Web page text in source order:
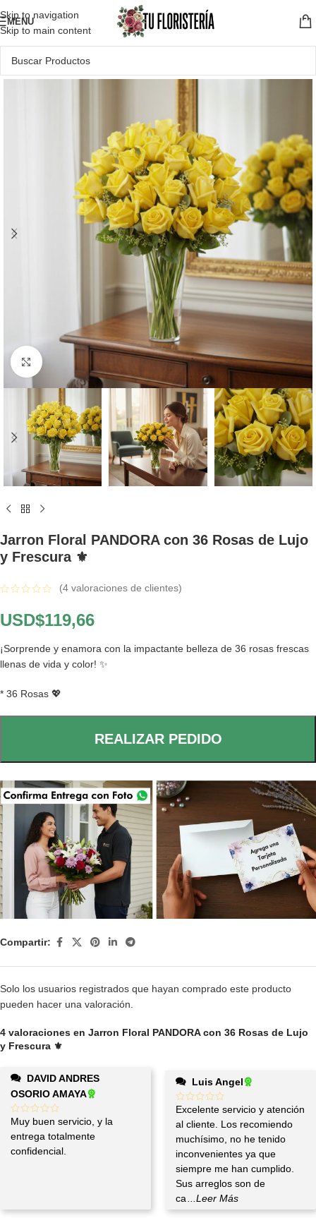
Skip to navigation
Skip to main content
MENU
Click to enlarge
Jarron Floral PANDORA con 36 Rosas de Lujo
y Frescura ⚜️
(4 valoraciones de clientes)
USD$119,66
¡Sorprende y enamora con la impactante belleza de 36 rosas frescas
llenas de vida y color! ✨
* 36 Rosas 💖
REALIZAR PEDIDO
Compartir:
4 valoraciones en Jarron Floral PANDORA con 36 Rosas de Lujo
y Frescura ⚜️
OSORIO AMAYA
Muy buen servicio, y la
entrega totalmente
confidencial.
Luis Angel
Excelente servicio y atención
al cliente. Los recomiendo
muchísimo, no he tenido
inconvenientes ya que
siempre me han cumplido.
Sus arreglos son de
ca
...Leer Más
Solo los usuarios registrados que hayan comprado este producto
pueden hacer una valoración.